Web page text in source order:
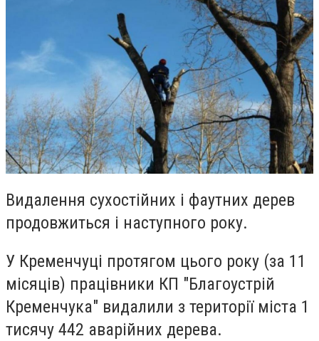
Видалення сухостійних і фаутних дерев
продовжиться і наступного року.
У Кременчуці протягом цього року (за 11
місяців) працівники КП "Благоустрій
Кременчука" видалили з території міста 1
тисячу 442 аварійних дерева.